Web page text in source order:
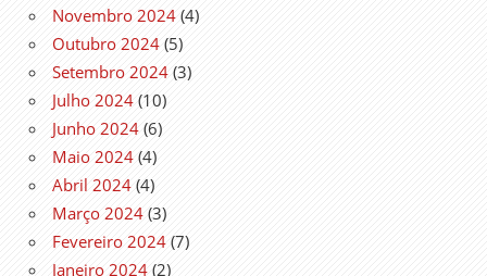
Novembro 2024 (4)
Outubro 2024 (5)
Setembro 2024 (3)
Julho 2024 (10)
Junho 2024 (6)
Maio 2024 (4)
Abril 2024 (4)
Março 2024 (3)
Fevereiro 2024 (7)
Janeiro 2024 (2)